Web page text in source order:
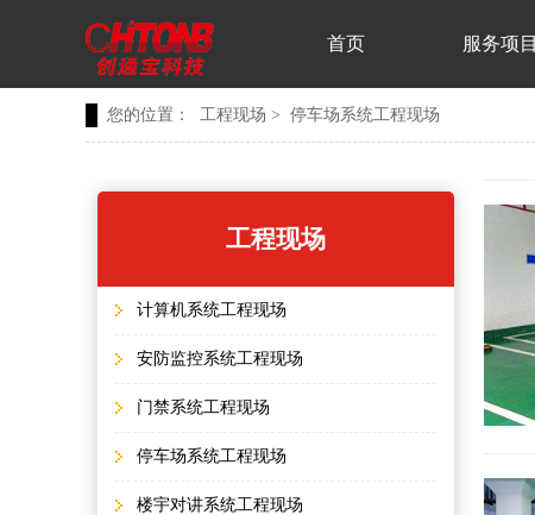
首页 服务项目
您的位置： 工程现场 > 停车场系统工程现场
工程现场
计算机系统工程现场
安防监控系统工程现场
门禁系统工程现场
停车场系统工程现场
楼宇对讲系统工程现场